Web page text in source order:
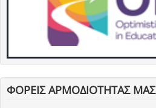
ΦΟΡΕΙΣ ΑΡΜΟΔΙΟΤΗΤΑΣ ΜΑΣ